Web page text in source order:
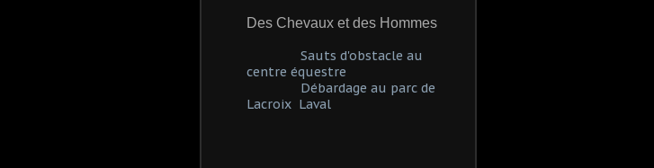
Des Chevaux et des Hommes
Sauts d'obstacle au
centre équestre
Débardage au parc de
Lacroix Laval